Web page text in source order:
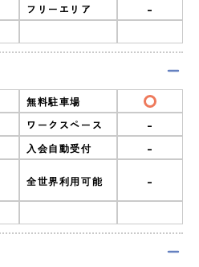
フリーエリア -
無料駐車場
ワークスペース -
入会自動受付 -
全世界利用可能 -